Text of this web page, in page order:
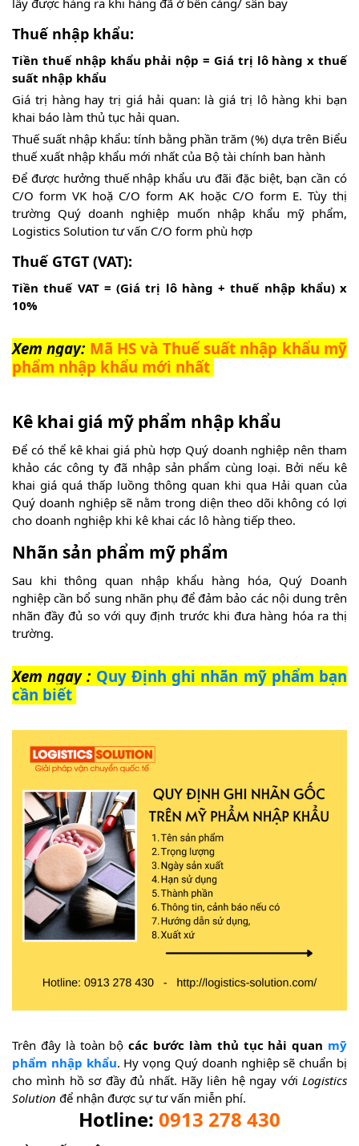
Thuế nhập khẩu:
Tiền thuế nhập khẩu phải nộp = Giá trị lô hàng x thuế
suất nhập khẩu
Giá trị hàng hay trị giá hải quan: là giá trị lô hàng khi bạn
khai báo làm thủ tục hải quan.
Thuế suất nhập khẩu: tính bằng phần trăm (%) dựa trên Biểu
thuế xuất nhập khẩu mới nhất của Bộ tài chính ban hành
Để được hưởng thuế nhập khẩu ưu đãi đặc biệt, bạn cần có
C/O form VK hoặ C/O form AK hoặc C/O form E. Tùy thị
trường Quý doanh nghiệp muốn nhập khẩu mỹ phẩm,
Logistics Solution tư vấn C/O form phù hợp
Thuế GTGT (VAT):
Tiền thuế VAT = (Giá trị lô hàng + thuế nhập khẩu) x
10%
Xem ngay: Mã HS và Thuế suất nhập khẩu mỹ
phẩm nhập khẩu mới nhất
Kê khai giá mỹ phẩm nhập khẩu
Để có thể kê khai giá phù hợp Quý doanh nghiệp nên tham
khảo các công ty đã nhập sản phẩm cùng loại. Bởi nếu kê
khai giá quá thấp luồng thông quan khi qua Hải quan của
Quý doanh nghiệp sẽ nằm trong diện theo dõi không có lợi
cho doanh nghiệp khi kê khai các lô hàng tiếp theo.
Nhãn sản phẩm mỹ phẩm
Sau khi thông quan nhập khẩu hàng hóa, Quý Doanh
nghiệp cần bổ sung nhãn phụ để đảm bảo các nội dung trên
nhãn đầy đủ so với quy định trước khi đưa hàng hóa ra thị
trường.
Xem ngay : Quy Định ghi nhãn mỹ phẩm bạn
cần biết
Trên đây là toàn bộcác bước làm thủ tục hải quan mỹ
phẩm nhập khẩu. Hy vọng Quý doanh nghiệp sẽ chuẩn bị
cho mình hồ sơ đầy đủ nhất. Hãy liên hệ ngay với Logistics
Solution để nhận được sự tư vấn miễn phí.
Hotline: 0913 278 430